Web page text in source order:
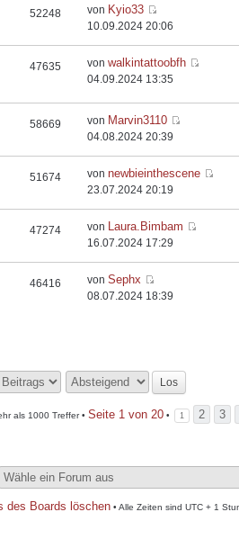
52248 von Kyio33
10.09.2024 20:06
47635 vonwalkintattoobfh
04.09.2024 13:35
58669 von Marvin3110
04.08.2024 20:39
51674 vonnewbieinthescene
23.07.2024 20:19
47274 von Laura.Bimbam
16.07.2024 17:29
46416 vonSephx
08.07.2024 18:39
als 1000 Treffer • Seite 1 von 20 • 1 2 3
des Boards löschen • Alle Zeiten sind UTC + 1